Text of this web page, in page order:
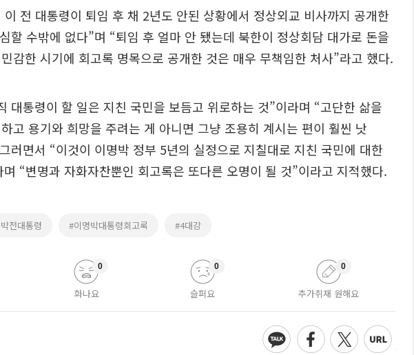
전 대통령이 퇴임 후 채 2년도 안된 상황에서 정상외교 비사까지 공개한
할 수밖에 없다”며 “퇴임 후 얼마 안 됐는데 북한이 정상회담 대가로 돈을
감한 시기에 회고록 명목으로 공개한 것은 매우 무책임한 처사”라고 했다.
대통령이 할 일은 지친 국민을 보듬고 위로하는 것”이라며 “고단한 삶을
고 용기와 희망을 주려는 게 아니면 그냥 조용히 계시는 편이 훨씬 낫
러면서 “이것이 이명박 정부 5년의 실정으로 지칠대로 지친 국민에 대한
“변명과 자화자찬뿐인 회고록은 또다른 오명이 될 것”이라고 지적했다.
전대통령 #이명박대통령회고록 #4대강
화나요
0
슬퍼요
0
추가취재 원해요
0